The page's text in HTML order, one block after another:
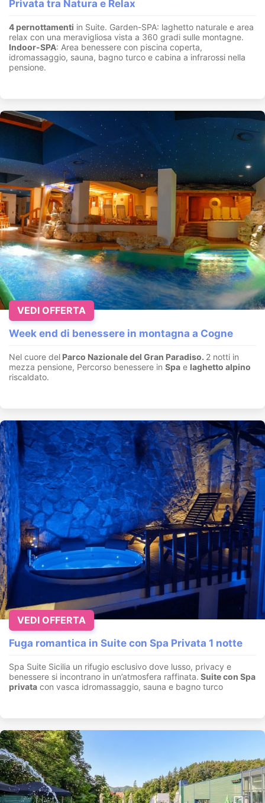
Privata tra Natura e Relax
4 pernottamenti in Suite. Garden-SPA: laghetto naturale e area
relax con una meravigliosa vista a 360 gradi sulle montagne.
Indoor-SPA: Area benessere con piscina coperta,
idromassaggio, sauna, bagno turco e cabina a infrarossi nella
pensione.
Week end di benessere in montagna a Cogne
Nel cuore del Parco Nazionale del Gran Paradiso. 2 notti in
mezza pensione, Percorso benessere in Spa e laghetto alpino
riscaldato.
VEDI OFFERTA
Fuga romantica in Suite con Spa Privata 1 notte
Spa Suite Sicilia un rifugio esclusivo dove lusso, privacy e
benessere si incontrano in un’atmosfera raffinata. Suite con Spa
privata con vasca idromassaggio, sauna e bagno turco
VEDI OFFERTA